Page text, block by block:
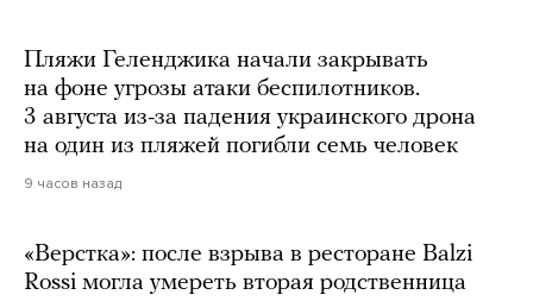
Пляжи Геленджика начали закрывать
на фоне угрозы атаки беспилотников.
3 августа из-за падения украинского дрона
на один из пляжей погибли семь человек
9 часов назад
«Верстка»: после взрыва в ресторане Balzi
Rossi могла умереть вторая родственница